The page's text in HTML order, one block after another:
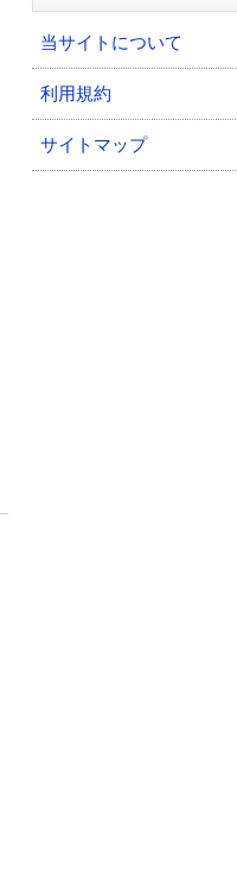
当サイトについて
利用規約
サイトマップ